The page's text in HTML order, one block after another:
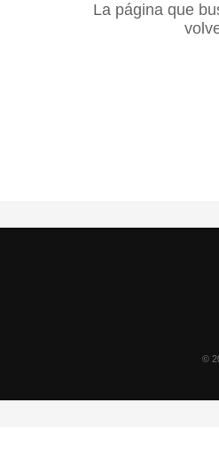
La página que
©